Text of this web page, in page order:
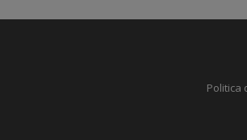
Politica